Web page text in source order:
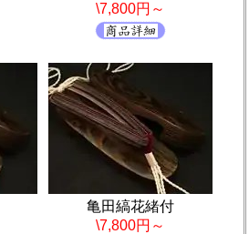
\7,800円～
亀田縞花緒付
\7,800円～